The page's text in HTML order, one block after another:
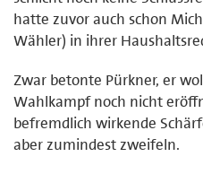
hatte zuvor auch schon
Wähler) in ihrer
Zwar betonte Pürkner, er
Wahlkampf noch nicht
befremdlich wirkende
aber zumindest zweifeln.